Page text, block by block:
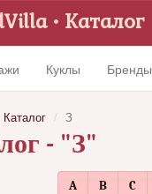
• Каталог
Куклы Бренды
Каталог З
- "З"
A B C